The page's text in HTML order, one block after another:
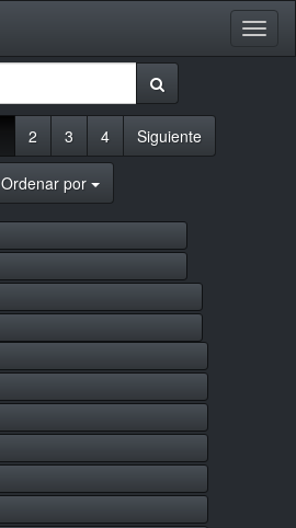
2 3 4 Siguiente
Ordenar por